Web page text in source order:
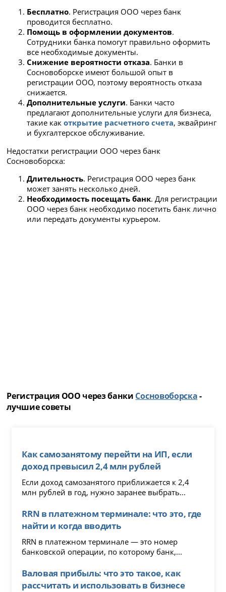
Информация о платежах, снятии и пополнении
счета, переводах для ООО представлена для
тарифа РКО "На старте"
Обслуживание 3 месяца бесплатно, балее
бесплатно при обороте от 10 000 рублей в
месяц, иначе 490 руб.
5 бесплатных платежей в рублях
ежемесячно
Сервис подготовки декларации -
бесплатная декларация за 7 минут
Удобная мобильная бухгалтерия для ИП
Возможность проведения платежей в
послеоперационное время
Бесплатное SMS-информирование по
расчетному счету
Кэшбэк до 2,5% по бизнес-карте
Бесплатный выпуск КЭП для бизнеса
Бесплатно. Регистрация ООО через банк
проводится бесплатно.
Помощь в оформлении документов.
Сотрудники банка помогут правильно оформить
все необходимые документы.
Снижение вероятности отказа. Банки в
Сосновоборске имеют большой опыт в
регистрации ООО, поэтому вероятность отказа
снижается.
Дополнительные услуги. Банки часто
предлагают дополнительные услуги для бизнеса,
такие какоткрытие расчетного счета, эквайринг
и бухгалтерское обслуживание.
Недостатки регистрации ООО через банк
Сосновоборска:
Длительность. Регистрация ООО через банк
может занять несколько дней.
Необходимость посещать банк. Для регистрации
ООО через банк необходимо посетить банк лично
или передать документы курьером.
Регистрация ООО через банки Сосновоборска-
лучшие советы
Как самозанятому перейти на ИП, если
доход превысил 2,4 млн рублей
Если доход самозанятого приближается к 2,4
млн рублей в год, нужно заранее выбрать...
RRN в платежном терминале: что это, где
найти и когда вводить
RRN в платежном терминале — это номер
банковской операции, по которому банк,...
Валовая прибыль: что это такое, как
рассчитать и использовать в бизнесе